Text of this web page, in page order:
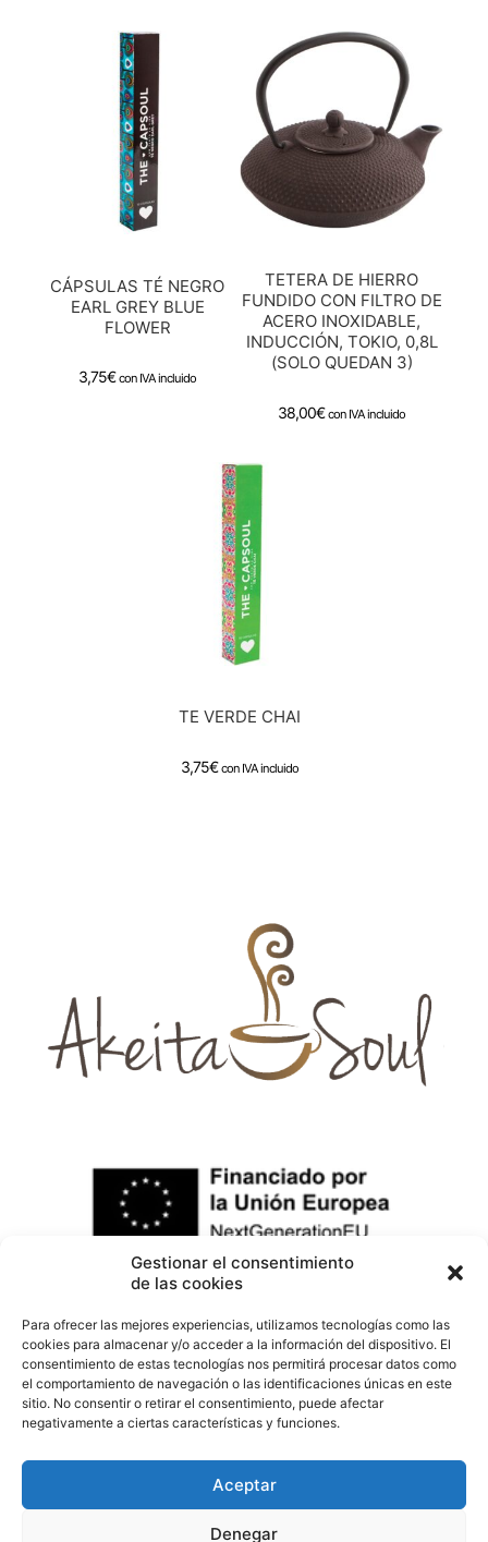
Gestionar el consentimiento
de las cookies
Para ofrecer las mejores experiencias, utilizamos tecnologías como las
cookies para almacenar y/o acceder a la información del dispositivo. El
consentimiento de estas tecnologías nos permitirá procesar datos como
el comportamiento de navegación o las identificaciones únicas en este
sitio. No consentir o retirar el consentimiento, puede afectar
negativamente a ciertas características y funciones.
Aceptar
Denegar
CÁPSULAS TÉ NEGRO
EARL GREY BLUE
FLOWER
3,75€ con IVA incluido
TETERA DE HIERRO
FUNDIDO CON FILTRO DE
ACERO INOXIDABLE,
INDUCCIÓN, TOKIO, 0,8L
(SOLO QUEDAN 3)
38,00€ con IVA incluido
TE VERDE CHAI
3,75€ con IVA incluido
Desarrollado por Eiz Consultants